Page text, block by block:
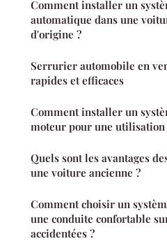
Comment installer un
automatique dans une
d'origine ?
Serrurier automobile en
rapides et efficaces
Comment installer un
moteur pour une
Quels sont les avantages
une voiture ancienne ?
Comment choisir un
une conduite confortable
accidentées ?